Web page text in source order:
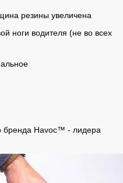
резины увеличена
ноги водителя (не во всех
бренда Havoc™ - лидера